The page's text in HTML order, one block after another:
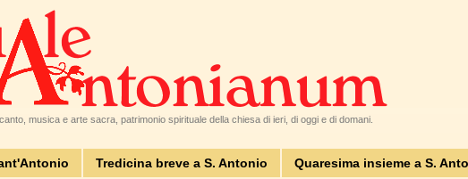
musica e arte sacra, patrimonio spirituale della chiesa di ieri, di oggi e di domani.
Tredicina breve a S. Antonio Quaresima insieme a S.